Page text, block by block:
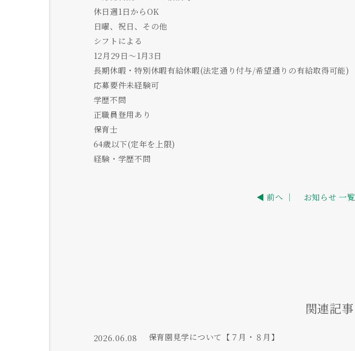
休日週1日からOK
日曜、祝日、その他
シフトによる
12月29日～1月3日
長期休暇・特別休暇有給休暇(法定通り付与/希望通りの有給取得可能)
応募要件未経験可
学歴不問
正職員登用あり
保育士
64歳以下(定年を上限)
経験・学歴不問
◀ 前へ ｜ お知らせ 一覧
関連記事
2026.06.08 保育園見学について【７月・８月】